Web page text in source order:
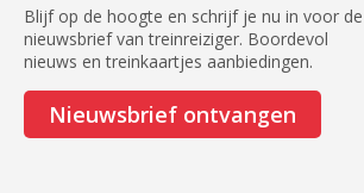
Blijf op de hoogte en schrijf je nu in voor de
nieuwsbrief van treinreiziger. Boordevol
nieuws en treinkaartjes aanbiedingen.
Nieuwsbrief ontvangen